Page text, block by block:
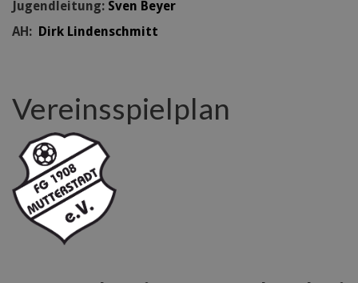
Jugendleitung: Sven Beyer
AH: Dirk Lindenschmitt
Vereinsspielplan